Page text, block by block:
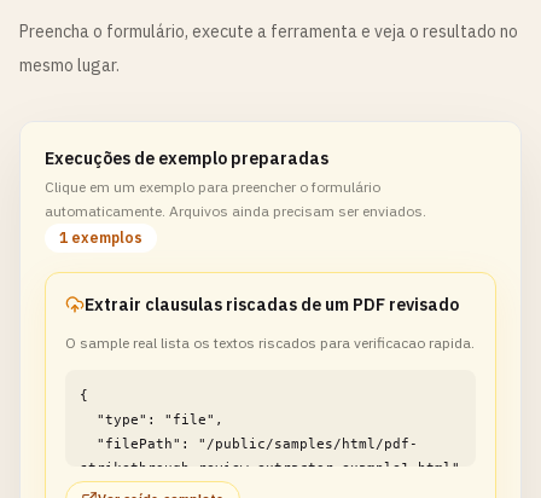
Preencha o formulário, execute a ferramenta e veja o resultado no
mesmo lugar.
Execuções de exemplo preparadas
Clique em um exemplo para preencher o formulário
automaticamente. Arquivos ainda precisam ser enviados.
1 exemplos
Extrair clausulas riscadas de um PDF revisado
O sample real lista os textos riscados para verificacao rapida.
{
strikethrough-review-extractor-example1.html"
}